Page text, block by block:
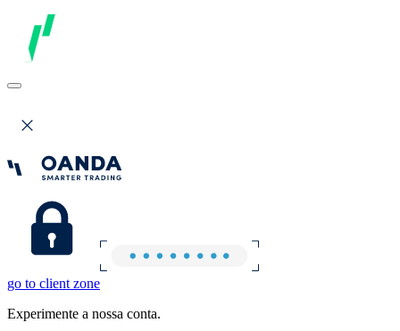
go to client zone
Experimente a nossa conta.